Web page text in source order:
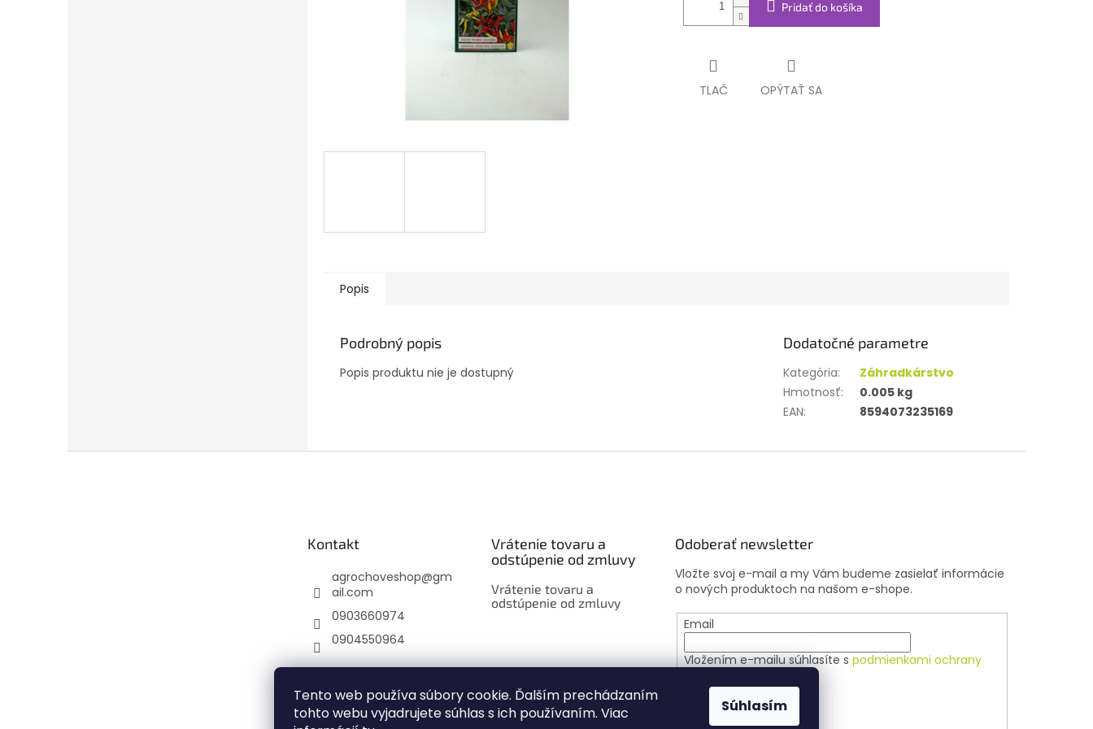
Tento web používa súbory cookie. Ďalším prechádzaním
tohto webu vyjadrujete súhlas s ich používaním. Viac
Súhlasím
Pridať do košíka
TLAČ OPÝTAŤ SA
Popis
Podrobný popis
Popis produktu nie je dostupný
Dodatočné parametre
Kategória:
Záhradkárstvo
Hmotnosť:
0.005 kg
EAN: 8594073235169
Kontakt
agrochoveshop@gm
ail.com
0903660974
0904550964
Vrátenie tovaru a
odstúpenie od zmluvy
Vrátenie tovaru a
odstúpenie od zmluvy
Odoberať newsletter
Vložte svoj e-mail a my Vám budeme zasielať informácie
o nových produktoch na našom e-shope.
Email
Vložením e-mailu súhlasíte spodmienkami ochrany
PRIHLÁSIŤ SA